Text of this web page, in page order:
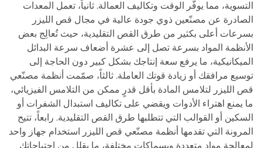
التسوية، مما يوفّر الوقت وتكاليف العمالة. ثانياً، تعمل المعدات
الصادرة عن مصنّعين ذوي جودة عالية في مجال قص الليزر
بسرعات أعلى بكثير من طرق القص التقليدية، حيث تُعالِج بعض
الأنظمة المواد بسرعة تصل إلى عشرة أضعاف سرعة البدائل
الميكانيكية، ما يرفع سعة إنتاجك بشكل كبير دون الحاجة إلى
توسيع مرافقك أو زيادة قوتك العاملة. ثالثاً، صمّمت أنظمة مصنّعي
قص الليزر لتلامس المادة بأقل قدرٍ ممكن من التلامس الفيزيائي،
ما يمنع اهتراء الأدوات ويقضي على تكاليف استبدال الشفرات أو
السكين أو القوالب التي تتطلبها طرق القص التقليدية. رابعاً، تتيح
المرونة التي تقدمها أنظمة مصنّعي قص الليزر استخدام جهاز واحد
لمعالجة مواد متعددة وبسماكات مختلفة، ما يقلل من احتياجاتك